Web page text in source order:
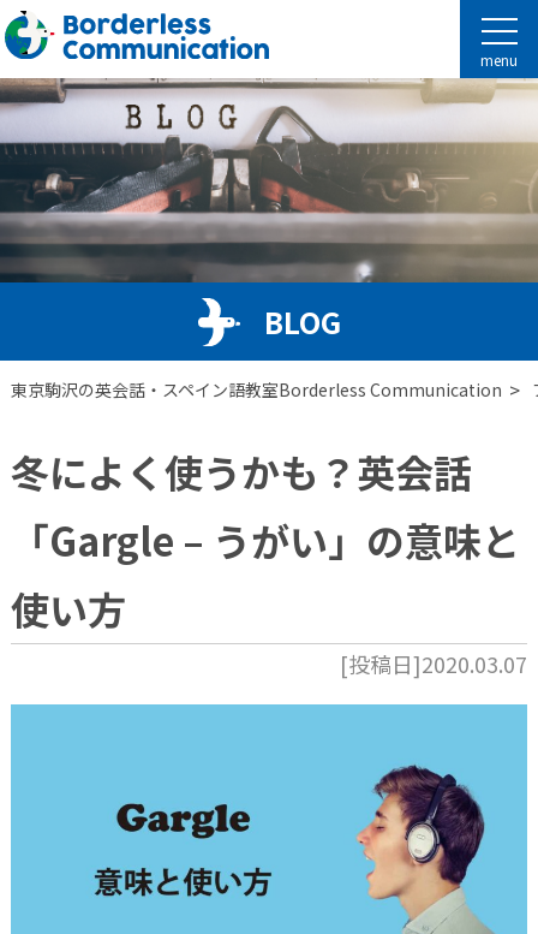
menu
BLOG
東京駒沢の英会話・スペイン語教室Borderless Communication >
冬によく使うかも？英会話
「Gargle – うがい」の意味と
使い方
[投稿日]2020.03.07